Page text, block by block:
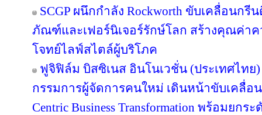
SCGP ผนึกกำลัง Rockworth ขับเคลื่อนก
ภัณฑ์และเฟอร์นิเจอร์รักษ์โลก สร้างคุณค่า
โจทย์ไลฟ์สไตล์ผู้บริโภค
ฟูจิฟิล์ม บิสซิเนส อินโนเวชั่น (ประเทศไทย)
กรรมการผู้จัดการคนใหม่ เดินหน้าขับเคลื่อ
Centric Business Transformation พร้อมย